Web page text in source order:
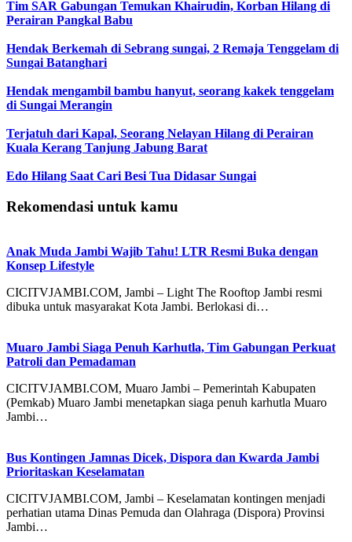
Tim SAR Gabungan Temukan Khairudin, Korban Hilang di
Perairan Pangkal Babu
Hendak Berkemah di Sebrang sungai, 2 Remaja Tenggelam di
Sungai Batanghari
Hendak mengambil bambu hanyut, seorang kakek tenggelam
di Sungai Merangin
Terjatuh dari Kapal, Seorang Nelayan Hilang di Perairan
Kuala Kerang Tanjung Jabung Barat
Edo Hilang Saat Cari Besi Tua Didasar Sungai
Rekomendasi untuk kamu
Anak Muda Jambi Wajib Tahu! LTR Resmi Buka dengan
Konsep Lifestyle
CICITVJAMBI.COM, Jambi – Light The Rooftop Jambi resmi
dibuka untuk masyarakat Kota Jambi. Berlokasi di…
Muaro Jambi Siaga Penuh Karhutla, Tim Gabungan Perkuat
Patroli dan Pemadaman
CICITVJAMBI.COM, Muaro Jambi – Pemerintah Kabupaten
(Pemkab) Muaro Jambi menetapkan siaga penuh karhutla Muaro
Jambi…
Bus Kontingen Jamnas Dicek, Dispora dan Kwarda Jambi
Prioritaskan Keselamatan
CICITVJAMBI.COM, Jambi – Keselamatan kontingen menjadi
perhatian utama Dinas Pemuda dan Olahraga (Dispora) Provinsi
Jambi…